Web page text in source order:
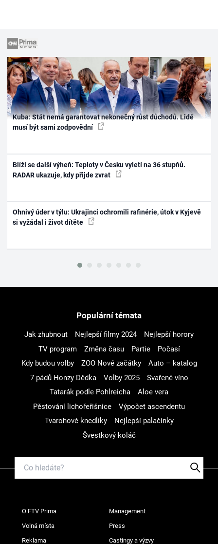
Kuba: Stát nemá garantovat nekonečný růst důchodů. Lidé
musí být sami zodpovědní
Blíží se další výheň: Teploty v Česku vyletí na 36 stupňů.
RADAR ukazuje, kdy přijde zvrat
Ohnivý úder v týlu: Ukrajinci ochromili rafinérie, útok v Kyjevě
si vyžádal i život dítěte
Populární témata
Jak zhubnout Nejlepší filmy 2024
Nejlepší horory
TV program
Změna času Partie
Počasí
Kdy budou volby
ZOO Nové začátky
Auto – katalog
7 pádů Honzy Dědka
Volby 2025
Svařené víno
Tatarák podle Pohlreicha
Aloe vera
Pěstování lichořeřišnice
Výpočet ascendentu
Tvarohové knedlíky
Nejlepší palačinky
Švestkový koláč
O FTV Prima Management
Volná místa Press
Reklama Castingy a výzvy